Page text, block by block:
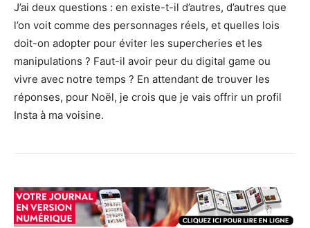
J’ai deux questions : en existe-t-il d’autres, d’autres que
l’on voit comme des personnages réels, et quelles lois
doit-on adopter pour éviter les supercheries et les
manipulations ? Faut-il avoir peur du digital game ou
vivre avec notre temps ? En attendant de trouver les
réponses, pour Noël, je crois que je vais offrir un profil
Insta à ma voisine.